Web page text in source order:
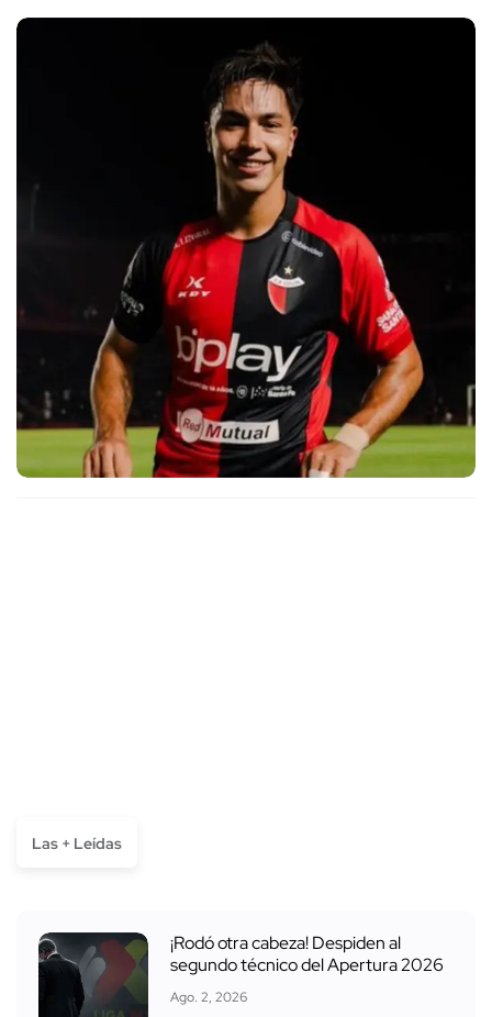
Las + Leídas
¡Rodó otra cabeza! Despiden al
segundo técnico del Apertura 2026
Ago. 2, 2026